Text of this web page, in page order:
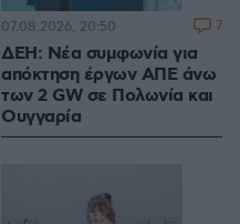
ΔΕΗ: Νέα συμφωνία για
απόκτηση έργων ΑΠΕ άνω
των 2 GW σε Πολωνία και
Ουγγαρία
07.08.2026, 20:50 7